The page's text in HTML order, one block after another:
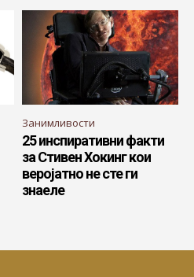
Занимливости
25 инспиративни факти
за Стивен Хокинг кои
веројатно не сте ги
знаеле